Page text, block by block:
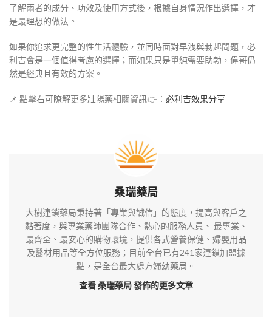
了解兩者的成分、功效及使用方式後，根據自身情況作出選擇，才
是最理想的做法。
如果你追求更完整的性生活體驗，並同時面對早洩與勃起問題，必
利吉會是一個值得考慮的選擇；而如果只是單純需要助勃，偉哥仍
然是經典且有效的方案。
📌 點擊右可瞭解更多壯陽藥相關資訊👉： 必利吉效果分享
桑瑞藥局
大樹連鎖藥局秉持著「專業與誠信」的態度，提高與客戶之
黏著度，與專業藥師團隊合作、熱心的服務人員、 最專業、
最齊全、最安心的購物環境，提供各式營養保健、婦嬰用品
及醫材用品等全方位服務；目前全台已有241家連鎖加盟據
點，是全台最大處方婦幼藥局。
查看 桑瑞藥局發佈的更多文章